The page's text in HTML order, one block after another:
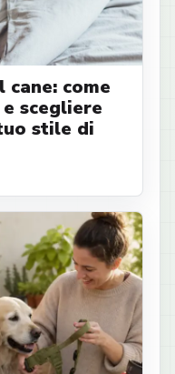
come
scegliere
stile di